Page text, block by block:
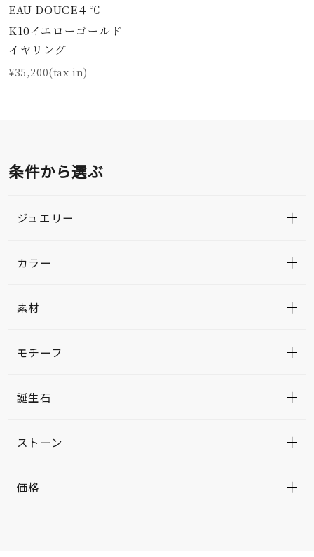
EAU DOUCE４℃
K10イエローゴールド
イヤリング
¥35,200(tax in)
条件から選ぶ
ジュエリー
カラー
素材
モチーフ
誕生石
ストーン
価格